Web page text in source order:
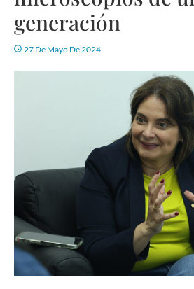
generación
27 De Mayo De 2024